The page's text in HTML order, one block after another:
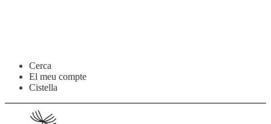
Salta
navegació
contingut
Cerca
El meu compte
Cistella